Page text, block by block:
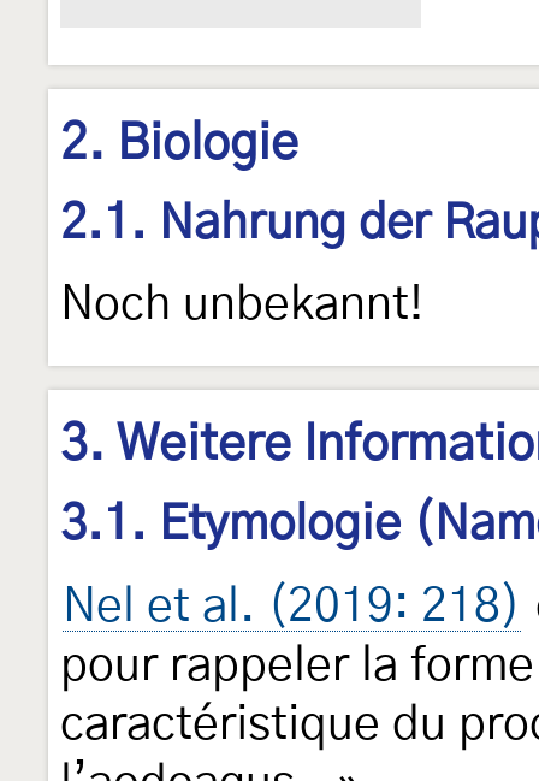
2. Biologie
2.1. Nahrung der
Noch unbekannt!
3. Weitere
3.1. Etymologie
Nel et al. (2019: 218)
pour rappeler la
caractéristique du